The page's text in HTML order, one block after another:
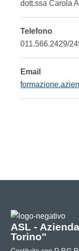
dott.ssa Carola
Telefono
011.566.2429/
Email
ASL -
Torino"